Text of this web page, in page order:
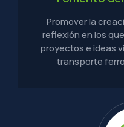
Promover la
reflexión en los
proyectos e ideas
transporte